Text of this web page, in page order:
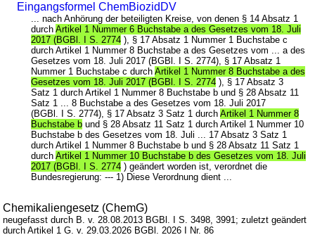
Eingangsformel ChemBiozidDV
... nach Anhörung der beteiligten Kreise, von denen § 14 Absatz 1
durchArtikel 1 Nummer 6 Buchstabe a des Gesetzes vom 18. Juli
2017 (BGBl. I S. 2774 ), § 17 Absatz 1 Nummer 1 Buchstabe c
durch Artikel 1 Nummer 8 Buchstabe a des Gesetzes vom ... a des
Gesetzes vom 18. Juli 2017 (BGBl. I S. 2774), § 17 Absatz 1
Nummer 1 Buchstabe c durchArtikel 1 Nummer 8 Buchstabe a des
Gesetzes vom 18. Juli 2017 (BGBl. I S. 2774 ), § 17 Absatz 3
Satz 1 durch Artikel 1 Nummer 8 Buchstabe b und § 28 Absatz 11
Satz 1 ... 8 Buchstabe a des Gesetzes vom 18. Juli 2017
(BGBl. I S. 2774), § 17 Absatz 3 Satz 1 durchArtikel 1 Nummer 8
Buchstabe b und § 28 Absatz 11 Satz 1 durch Artikel 1 Nummer 10
Buchstabe b des Gesetzes vom 18. Juli ... 17 Absatz 3 Satz 1
durch Artikel 1 Nummer 8 Buchstabe b und § 28 Absatz 11 Satz 1
durchArtikel 1 Nummer 10 Buchstabe b des Gesetzes vom 18. Juli
2017 (BGBl. I S. 2774 ) geändert worden ist, verordnet die
Bundesregierung: --- 1) Diese Verordnung dient ...
Chemikaliengesetz (ChemG)
neugefasst durch B. v. 28.08.2013 BGBl. I S. 3498, 3991; zuletzt geändert
durch Artikel 1 G. v. 29.03.2026 BGBl. 2026 I Nr. 86